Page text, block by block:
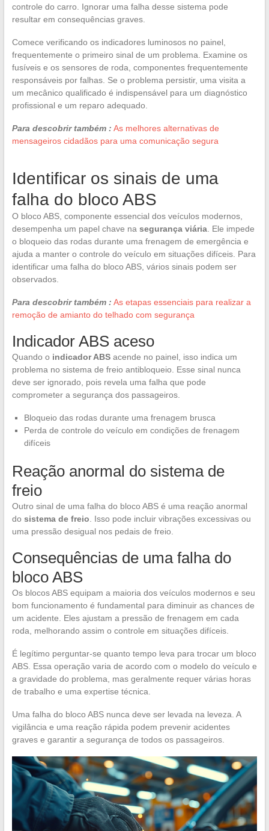
controle do carro. Ignorar uma falha desse sistema pode
resultar em consequências graves.
Comece verificando os indicadores luminosos no painel,
frequentemente o primeiro sinal de um problema. Examine os
fusíveis e os sensores de roda, componentes frequentemente
responsáveis por falhas. Se o problema persistir, uma visita a
um mecânico qualificado é indispensável para um diagnóstico
profissional e um reparo adequado.
Para descobrir também : As melhores alternativas de
mensageiros cidadãos para uma comunicação segura
Identificar os sinais de uma
falha do bloco ABS
O bloco ABS, componente essencial dos veículos modernos,
desempenha um papel chave na segurança viária. Ele impede
o bloqueio das rodas durante uma frenagem de emergência e
ajuda a manter o controle do veículo em situações difíceis. Para
identificar uma falha do bloco ABS, vários sinais podem ser
observados.
Para descobrir também : As etapas essenciais para realizar a
remoção de amianto do telhado com segurança
Indicador ABS aceso
Quando o indicador ABSacende no painel, isso indica um
problema no sistema de freio antibloqueio. Esse sinal nunca
deve ser ignorado, pois revela uma falha que pode
comprometer a segurança dos passageiros.
Bloqueio das rodas durante uma frenagem brusca
Perda de controle do veículo em condições de frenagem
difíceis
Reação anormal do sistema de
freio
Outro sinal de uma falha do bloco ABS é uma reação anormal
do sistema de freio . Isso pode incluir vibrações excessivas ou
uma pressão desigual nos pedais de freio.
Consequências de uma falha do
bloco ABS
Os blocos ABS equipam a maioria dos veículos modernos e seu
bom funcionamento é fundamental para diminuir as chances de
um acidente. Eles ajustam a pressão de frenagem em cada
roda, melhorando assim o controle em situações difíceis.
É legítimo perguntar-se quanto tempo leva para trocar um bloco
ABS. Essa operação varia de acordo com o modelo do veículo e
a gravidade do problema, mas geralmente requer várias horas
de trabalho e uma expertise técnica.
Uma falha do bloco ABS nunca deve ser levada na leveza. A
vigilância e uma reação rápida podem prevenir acidentes
graves e garantir a segurança de todos os passageiros.